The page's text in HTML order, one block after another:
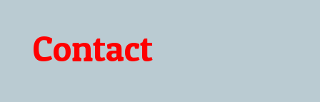
Contact